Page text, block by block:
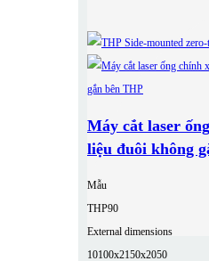
Máy cắt laser
liệu đuôi không
Mẫu
THP90
External dimensions
10100x2150x2050